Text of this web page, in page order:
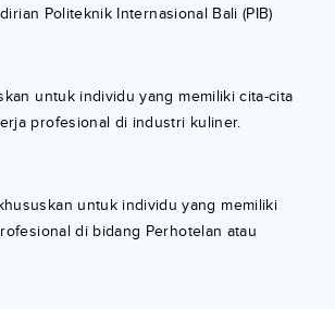
Politeknik Internasional Bali (PIB)
untuk individu yang memiliki cita-cita
profesional di industri kuliner.
untuk individu yang memiliki
di bidang Perhotelan atau